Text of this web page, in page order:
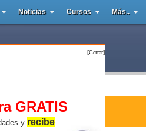
Noticias Cursos Más..
Hoyt
[Cerrar]
GRATIS
y recibe